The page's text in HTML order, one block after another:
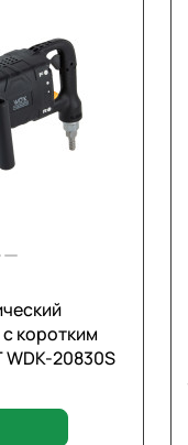
коротким
WDK-20830S